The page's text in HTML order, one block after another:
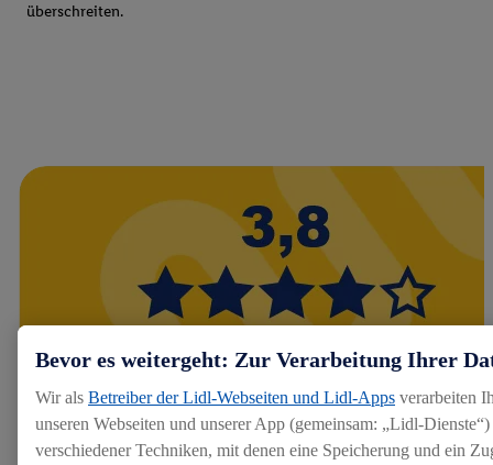
überschreiten.
Bevor es weitergeht: Zur Verarbeitung Ihrer
Wir als Betreiber der Lidl-Webseiten und Lidl-Apps verarbeiten
unseren Webseiten und unserer App (gemeinsam: „Lidl-
verschiedener Techniken, mit denen eine Speicherung und ein